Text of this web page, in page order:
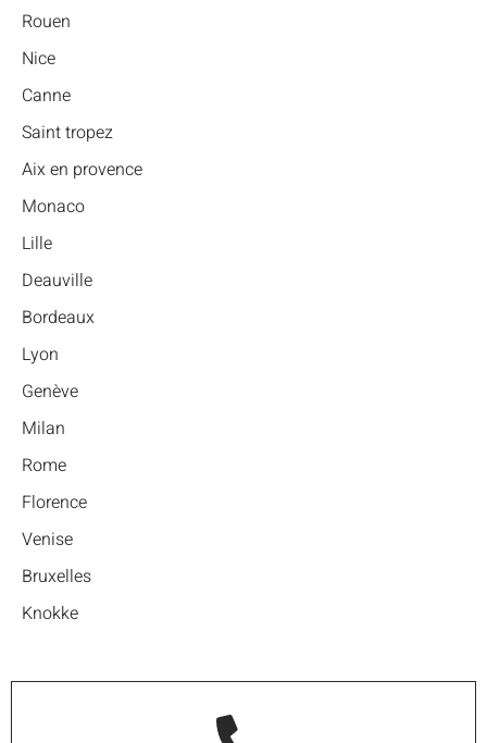
Rouen
Nice
Canne
Saint tropez
Aix en provence
Monaco
Lille
Deauville
Bordeaux
Lyon
Genève
Milan
Rome
Florence
Venise
Bruxelles
Knokke